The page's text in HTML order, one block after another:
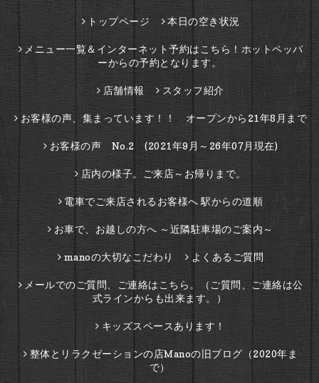
トップページ 本日の空き状況
メニュー一覧＆インターネット予約はこちら！ホットペッパ
ーからの予約となります。
店舗情報 スタッフ紹介
お客様の声、集まっています！！ オープンから21年8月まで
お客様の声 No.2 (2021年9月～26年07月現在)
店内の様子。ご来店～お帰りまで。
電車でご来店されるお客様へ 駅からの道順
お車で、お越しの方へ ～近隣駐車場のご案内～
manoの大切なこだわり よくあるご質問
メールでのご質問、ご連絡はこちら。（ご質問、ご連絡は公
式ラインからも出来ます。）
キッズスペースあります！
整体とリラクゼーションの店Manoの旧ブログ（2020年ま
で）